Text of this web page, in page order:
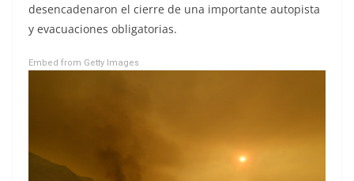
desencadenaron el cierre de una importante autopista
y evacuaciones obligatorias.
Embed from Getty Images